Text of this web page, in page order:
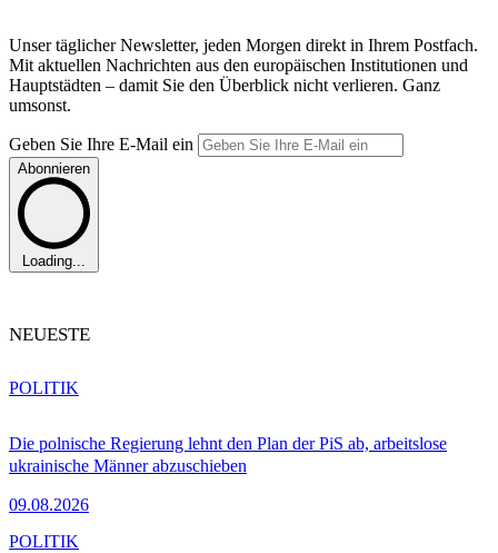
Unser täglicher Newsletter, jeden Morgen direkt in Ihrem Postfach.
Mit aktuellen Nachrichten aus den europäischen Institutionen und
Hauptstädten – damit Sie den Überblick nicht verlieren. Ganz
umsonst.
Geben Sie Ihre E-Mail ein
Abonnieren
Loading...
NEUESTE
Die polnische Regierung lehnt den Plan der PiS ab, arbeitslose
ukrainische Männer abzuschieben
09.08.2026
POLITIK
POLITIK